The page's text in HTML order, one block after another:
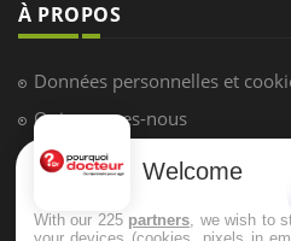
À PROPOS
Données personnelles et
Qui sommes-nous
Conditions d'utilisation
Mentions Légales
Welcome
With our 225 partners , we wish to
your devices (cookies, pixels in